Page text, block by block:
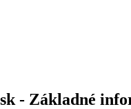
- Základné